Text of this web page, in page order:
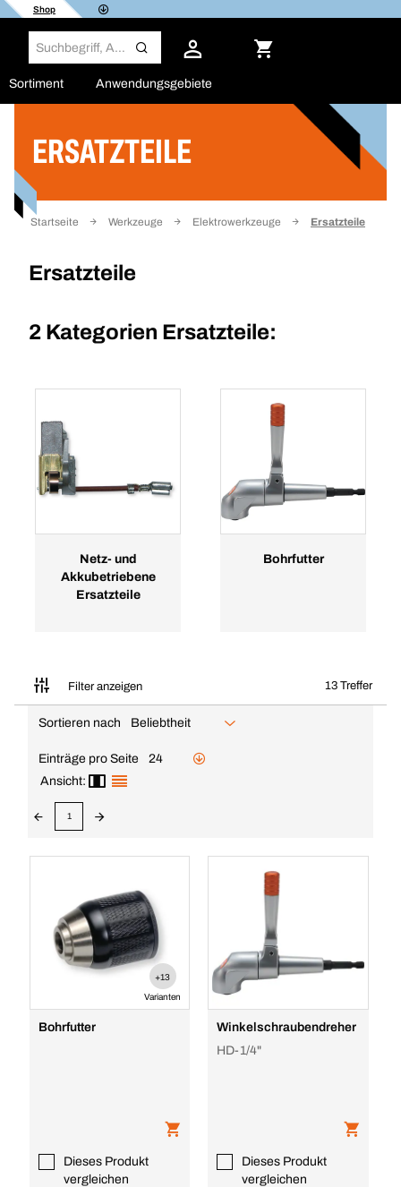
Shop
Sortiment Anwendungsgebiete
ERSATZTEILE
Startseite Werkzeuge Elektrowerkzeuge Ersatzteile
Ersatzteile
2 Kategorien Ersatzteile:
Netz- und
Akkubetriebene
Ersatzteile
Bohrfutter
Filter anzeigen 13 Treffer
Filter
Sortieren nach Beliebtheit
Einträge pro Seite
24
Ansicht:
1
+13
Varianten
Bohrfutter
Dieses Produkt
vergleichen
Winkelschraubendreher
HD-1/4"
Dieses Produkt
vergleichen